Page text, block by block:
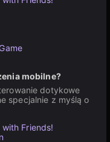
mobilne?
dotykowe
specjalnie z myślą o
Friends!